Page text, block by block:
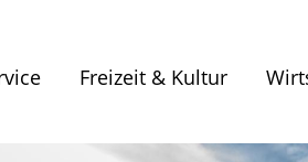
Freizeit & Kultur